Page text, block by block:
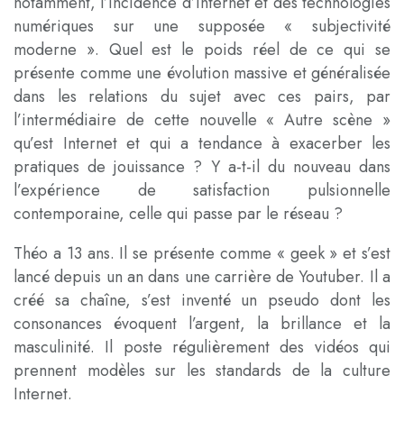
numériques sur une supposée « subjectivité
moderne ». Quel est le poids réel de ce qui se
présente comme une évolution massive et généralisée
dans les relations du sujet avec ces pairs, par
l’intermédiaire de cette nouvelle « Autre scène »
qu’est Internet et qui a tendance à exacerber les
pratiques de jouissance ? Y a-t-il du nouveau dans
l’expérience de satisfaction pulsionnelle
contemporaine, celle qui passe par le réseau ?
Théo a 13 ans. Il se présente comme « geek » et s’est
lancé depuis un an dans une carrière de Youtuber. Il a
créé sa chaîne, s’est inventé un pseudo dont les
consonances évoquent l’argent, la brillance et la
masculinité. Il poste régulièrement des vidéos qui
prennent modèles sur les standards de la culture
Internet.